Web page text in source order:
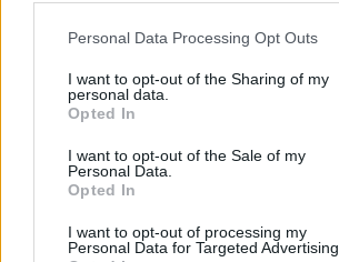
Personal Data Processing Opt Outs
I want to opt-out of the Sharing of my
personal data.
Opted In
I want to opt-out of the Sale of my
Personal Data.
Opted In
I want to opt-out of processing my
Personal Data for Targeted Advertising.